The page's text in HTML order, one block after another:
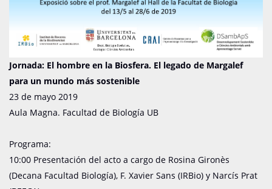
Jornada: El hombre en la Biosfera. El legado de Margalef
para un mundo más sostenible
23 de mayo 2019
Aula Magna. Facultad de Biología UB
Programa:
10:00 Presentación del acto a cargo de Rosina Gironès
(Decana Facultad Biología), F. Xavier Sans (IRBio) y Narcís Prat